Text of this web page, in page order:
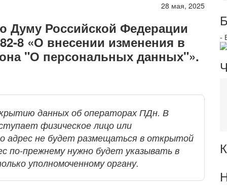
28 мая, 2025
Думу Российской Федерации
8 «О внесении изменения в
"О персональных данных"».
данных об операторах ПДн. В
физическое лицо или
адрес не будет размещаться в открытой
по-прежнему нужно будет указывать в
уполномоченному органу.
-